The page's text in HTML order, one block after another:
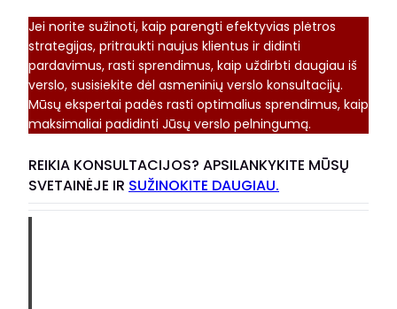
Jei norite sužinoti, kaip parengti efektyvias plėtros
strategijas, pritraukti naujus klientus ir didinti
pardavimus, rasti sprendimus, kaip uždirbti daugiau iš
verslo, susisiekite dėl asmeninių verslo konsultacijų.
Mūsų ekspertai padės rasti optimalius sprendimus, kaip
maksimaliai padidinti Jūsų verslo pelningumą.
REIKIA KONSULTACIJOS? APSILANKYKITE MŪSŲ
SVETAINĖJE IR SUŽINOKITE DAUGIAU.